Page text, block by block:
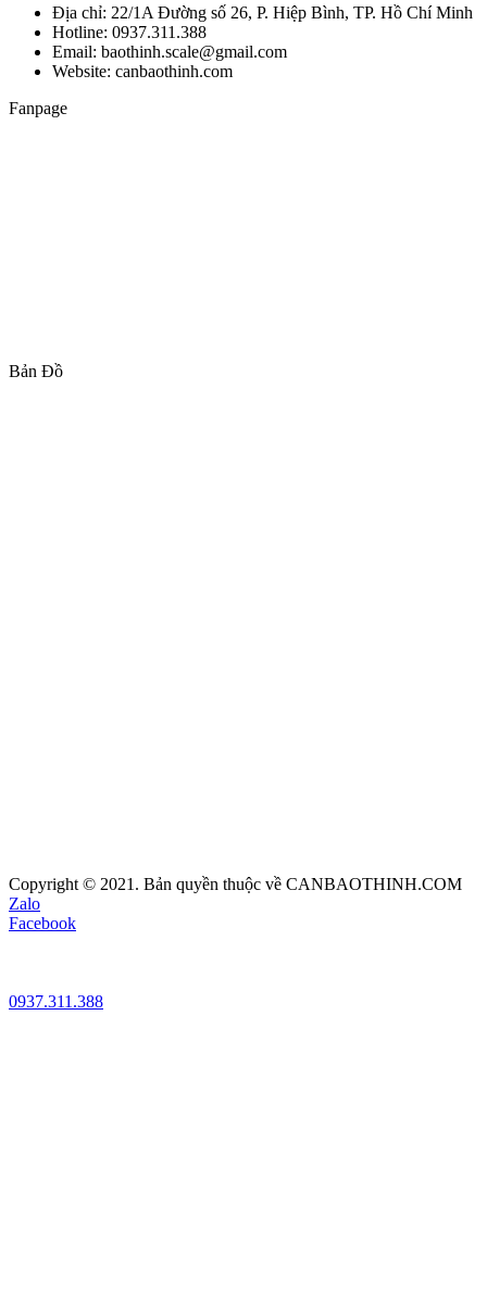
Địa chỉ: 22/1A Đường số 26, P. Hiệp Bình, TP. Hồ Chí Minh
Hotline: 0937.311.388
Email: baothinh.scale@gmail.com
Website: canbaothinh.com
Fanpage
Bản Đồ
Copyright © 2021. Bản quyền thuộc về CANBAOTHINH.COM
Zalo
Facebook
0937.311.388